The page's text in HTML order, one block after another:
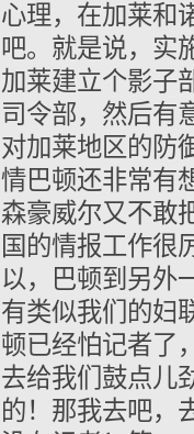
心理，在加莱和
吧。就是说，实
加莱建立个影子
司令部，然后有
对加莱地区的防
情巴顿还非常有
森豪威尔又不敢
国的情报工作很
以，巴顿到另外
有类似我们的妇
顿已经怕记者了
去给我们鼓点儿
的！那我去吧，